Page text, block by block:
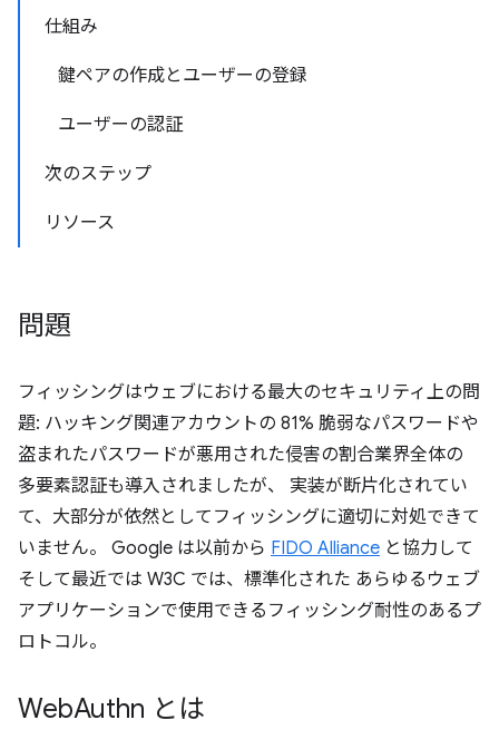
仕組み
鍵ペアの作成とユーザーの登録
ユーザーの認証
次のステップ
リソース
問題
フィッシングはウェブにおける最大のセキュリティ上の問
題: ハッキング関連アカウントの 81% 脆弱なパスワードや
盗まれたパスワードが悪用された侵害の割合業界全体の
多要素認証も導入されましたが、 実装が断片化されてい
て、大部分が依然としてフィッシングに適切に対処できて
いません。 Google は以前から FIDO Alliance と協力して
そして最近では W3C では、標準化された あらゆるウェブ
アプリケーションで使用できるフィッシング耐性のあるプ
ロトコル。
WebAuthn とは